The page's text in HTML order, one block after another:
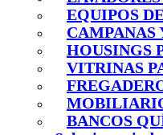
EQUIPOS
CAMPANAS
HOUSINGS
VITRINAS
BANCOS